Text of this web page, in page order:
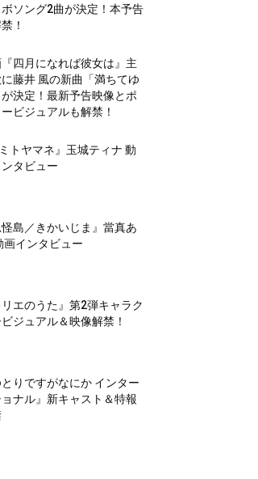
ボソング2曲が決定！本予告
！
四月になれば彼女は』主
藤井 風の新曲「満ちてゆ
が決定！最新予告映像とポ
ビジュアルも解禁！
ミトヤマネ』玉城ティナ 動
タビュー
怪島／きかいじま』當真あ
画インタビュー
リエのうた』第2弾キャラク
ジュアル＆映像解禁！
とりですがなにか インター
ナル』新キャスト＆特報